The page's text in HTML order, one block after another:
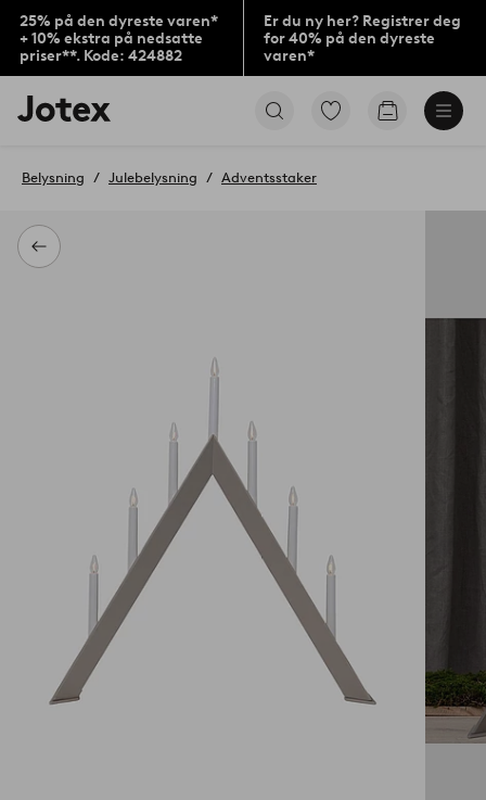
25% på den dyreste varen*
+ 10% ekstra på nedsatte
priser**. Kode: 424882
Er du ny her? Registrer deg
for 40% på den dyreste
varen*
Jotex’
logo
til
Gå
Gå
Tilbake
Belysning Julebelysning Adventsstaker